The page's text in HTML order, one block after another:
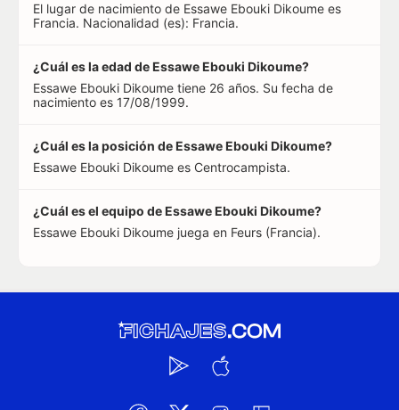
El lugar de nacimiento de Essawe Ebouki Dikoume es
Francia. Nacionalidad (es): Francia.
¿Cuál es la edad de Essawe Ebouki Dikoume?
Essawe Ebouki Dikoume tiene 26 años. Su fecha de
nacimiento es 17/08/1999.
¿Cuál es la posición de Essawe Ebouki Dikoume?
Essawe Ebouki Dikoume es Centrocampista.
¿Cuál es el equipo de Essawe Ebouki Dikoume?
Essawe Ebouki Dikoume juega en Feurs (Francia).